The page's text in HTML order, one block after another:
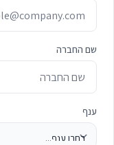
שם החברה
ענף